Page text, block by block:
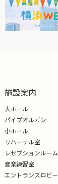
施設案内
大ホール
パイプオルガン
小ホール
リハーサル室
レセプションルーム
音楽練習室
エントランスロビー